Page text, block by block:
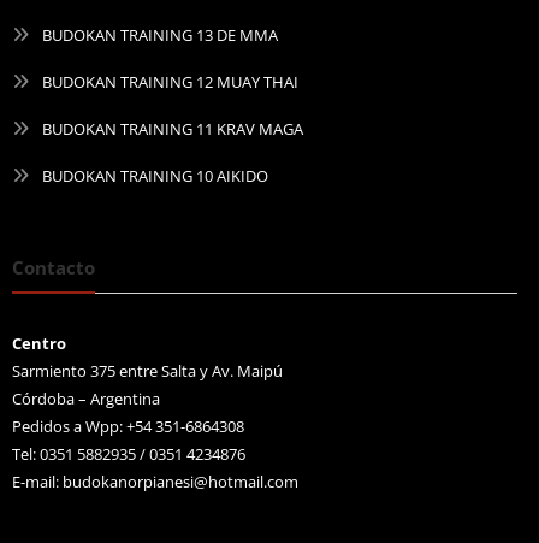
BUDOKAN TRAINING 13 DE MMA
BUDOKAN TRAINING 12 MUAY THAI
BUDOKAN TRAINING 11 KRAV MAGA
BUDOKAN TRAINING 10 AIKIDO
Contacto
Centro
Sarmiento 375 entre Salta y Av. Maipú
Córdoba – Argentina
Pedidos a Wpp: +54 351-6864308
Tel: 0351 5882935 / 0351 4234876
E-mail: budokanorpianesi@hotmail.com